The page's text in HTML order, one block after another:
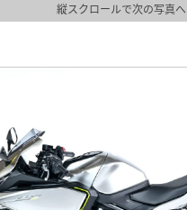
縦スクロールで次の写真へ